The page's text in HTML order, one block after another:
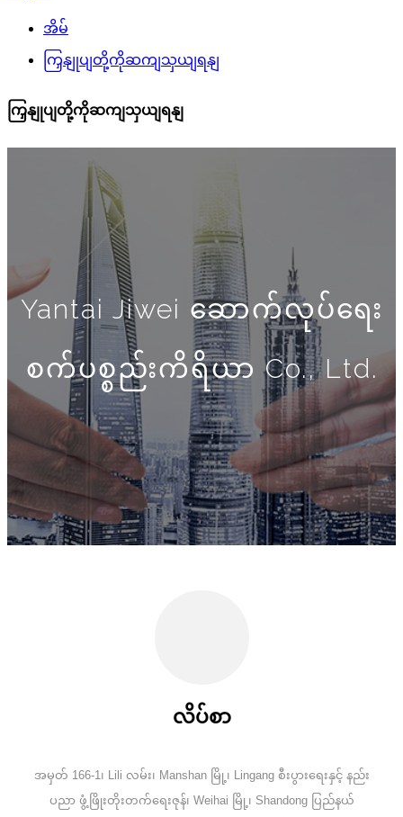
အိမ်
ကြှနျုပျတို့ကိုဆကျသှယျရနျ
ကြှနျုပျတို့ကိုဆကျသှယျရနျ
Yantai Jiwei ဆောက်လုပ်ရေး
စက်ပစ္စည်းကိရိယာ Co., Ltd.
လိပ်စာ
အမှတ် 166-1၊ Lili လမ်း၊ Manshan မြို့၊ Lingang စီးပွားရေးနှင့် နည်း
ပညာ ဖွံ့ဖြိုးတိုးတက်ရေးဇုန်၊ Weihai မြို့၊ Shandong ပြည်နယ်